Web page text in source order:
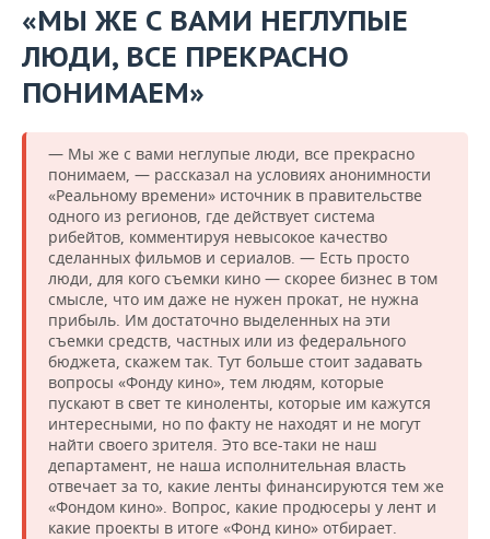
«МЫ ЖЕ С ВАМИ НЕГЛУПЫЕ
ЛЮДИ, ВСЕ ПРЕКРАСНО
ПОНИМАЕМ»
— Мы же с вами неглупые люди, все прекрасно
понимаем, — рассказал на условиях анонимности
«Реальному времени» источник в правительстве
одного из регионов, где действует система
рибейтов, комментируя невысокое качество
сделанных фильмов и сериалов. — Есть просто
люди, для кого съемки кино — скорее бизнес в том
смысле, что им даже не нужен прокат, не нужна
прибыль. Им достаточно выделенных на эти
съемки средств, частных или из федерального
бюджета, скажем так. Тут больше стоит задавать
вопросы «Фонду кино», тем людям, которые
пускают в свет те киноленты, которые им кажутся
интересными, но по факту не находят и не могут
найти своего зрителя. Это все-таки не наш
департамент, не наша исполнительная власть
отвечает за то, какие ленты финансируются тем же
«Фондом кино». Вопрос, какие продюсеры у лент и
какие проекты в итоге «Фонд кино» отбирает.